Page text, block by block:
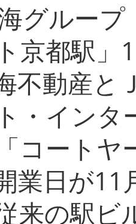
グルー
京都駅」
不動産と
・インタ
コートヤ
業日が11
来の駅ビ